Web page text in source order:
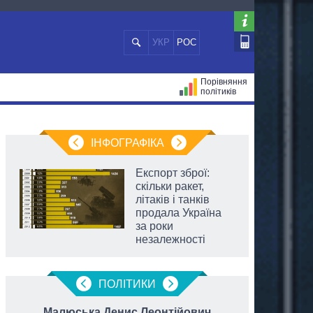
УКР РОС
Порівняння
політиків
ІНФОГРАФІКА
Експорт зброї:
скільки ракет,
літаків і танків
продала Україна
за роки
незалежності
ПОЛIТИКИ